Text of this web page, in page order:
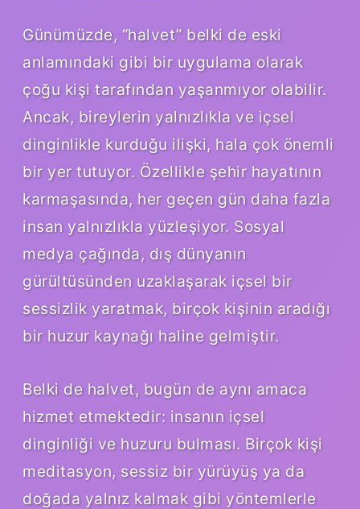
Günümüzde, “halvet” belki de eski
anlamındaki gibi bir uygulama olarak
çoğu kişi tarafından yaşanmıyor olabilir.
Ancak, bireylerin yalnızlıkla ve içsel
dinginlikle kurduğu ilişki, hala çok önemli
bir yer tutuyor. Özellikle şehir hayatının
karmaşasında, her geçen gün daha fazla
insan yalnızlıkla yüzleşiyor. Sosyal
medya çağında, dış dünyanın
gürültüsünden uzaklaşarak içsel bir
sessizlik yaratmak, birçok kişinin aradığı
bir huzur kaynağı haline gelmiştir.
Belki de halvet, bugün de aynı amaca
hizmet etmektedir: insanın içsel
dinginliği ve huzuru bulması. Birçok kişi
meditasyon, sessiz bir yürüyüş ya da
doğada yalnız kalmak gibi yöntemlerle